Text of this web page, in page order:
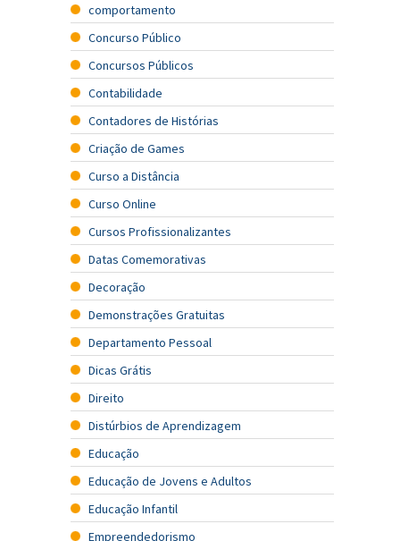
comportamento
Concurso Público
Concursos Públicos
Contabilidade
Contadores de Histórias
Criação de Games
Curso a Distância
Curso Online
Cursos Profissionalizantes
Datas Comemorativas
Decoração
Demonstrações Gratuitas
Departamento Pessoal
Dicas Grátis
Direito
Distúrbios de Aprendizagem
Educação
Educação de Jovens e Adultos
Educação Infantil
Empreendedorismo